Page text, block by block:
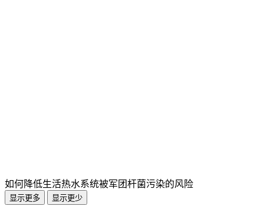
如何降低生活热水系统被军团杆菌污染的风险
显示更多 显示更少